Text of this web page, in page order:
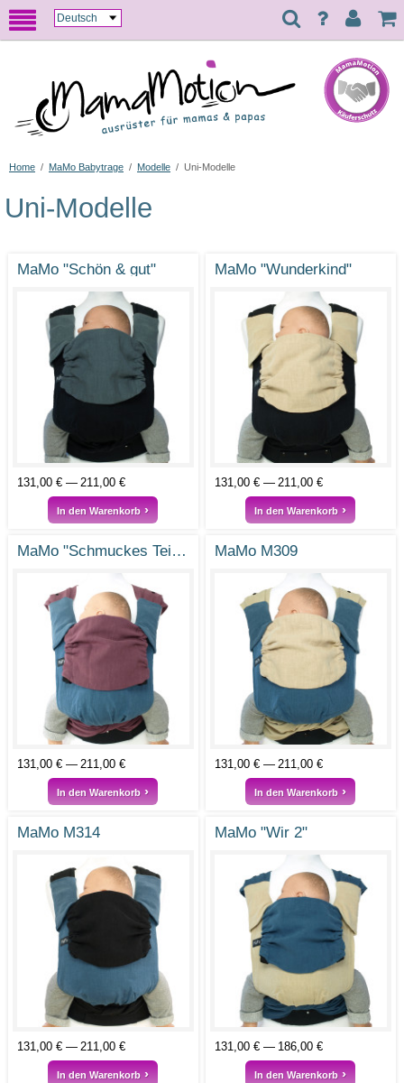
Home / MaMo Babytrage / Modelle / Uni-Modelle
Uni-Modelle
MaMo "Schön & gut"
131,00 € 211,00 €
In den Warenkorb
MaMo "Wunderkind"
131,00 € 211,00 €
In den Warenkorb
MaMo "Schmuckes Teilchen"
131,00 € 211,00 €
In den Warenkorb
MaMo M309
131,00 € 211,00 €
In den Warenkorb
MaMo M314
131,00 € 211,00 €
In den Warenkorb
MaMo "Wir 2"
131,00 € 186,00 €
In den Warenkorb